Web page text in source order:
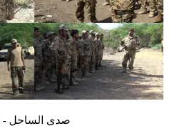
صدى الساحل -